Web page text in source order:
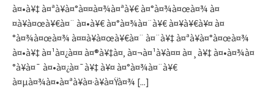
à¤•à¥‡ à¤ªà¥à¤°à¤¤à¤¾à¤ªà¥€ à¤°à¤¾à¤œà¤¾ à¤
¤à¥à¤œà¥€à¤¨ à¤•à¥€ à¤°à¤¾à¤¨à¥€ à¤¥à¥€à¥¤ à¤
°à¤¾à¤œà¤¾ à¤¤à¥à¤œà¥€à¤¨ à¤¨à¥‡ à¤ªà¥à¤°à¤œà¤¾
à¤•à¥‡ à¤¹à¤¿à¤¤ à¤®à¥‡à¤‚ à¤¬à¤¹à¥à¤¤ à¤¸à¥‡ à¤•à¤¾à¤
°à¥à¤¯ à¤•à¤¿à¤¯à¥‡ à¥¤ à¤°à¤¾à¤¨à¥€
à¤µà¤¾à¤•à¤ªà¥à¤·à¥à¤Ÿà¤¾ [...]